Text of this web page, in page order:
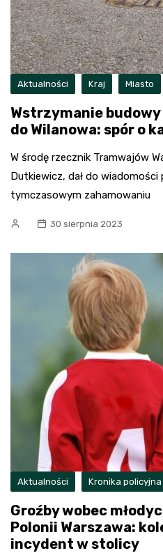
Aktualności Kraj Miasto
Wstrzymanie
do Wilanowa: spór o
W środę rzecznik Tramwajów
Dutkiewicz, dał do
tymczasowym zahamowaniu
30 sierpnia 2023
Aktualności Kronika policyjna
Groźby wobec
Polonii Warszawa:
incydent w stolicy